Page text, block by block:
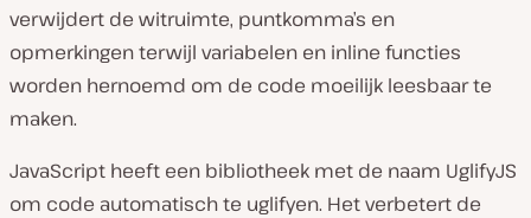
verwijdert de witruimte, puntkomma’s en
opmerkingen terwijl variabelen en inline functies
worden hernoemd om de code moeilijk leesbaar te
maken.
JavaScript heeft een bibliotheek met de naam UglifyJS
om code automatisch te uglifyen. Het verbetert de